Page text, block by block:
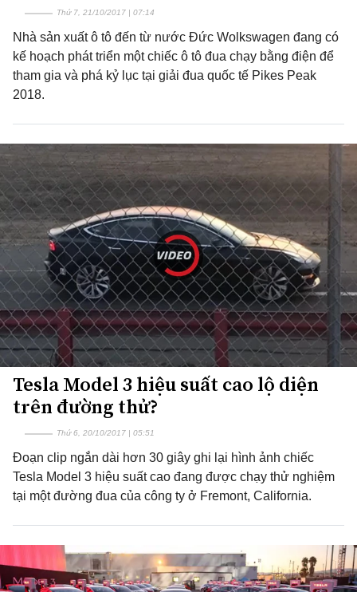
Thứ 7, 21/10/2017 | 07:14
Nhà sản xuất ô tô đến từ nước Đức Wolkswagen đang có
kế hoạch phát triển một chiếc ô tô đua chạy bằng điện để
tham gia và phá kỷ lục tại giải đua quốc tế Pikes Peak
2018.
Tesla Model 3 hiệu suất cao lộ diện
trên đường thử?
Thứ 6, 20/10/2017 | 05:51
Đoạn clip ngắn dài hơn 30 giây ghi lại hình ảnh chiếc
Tesla Model 3 hiệu suất cao đang được chạy thử nghiệm
tại một đường đua của công ty ở Fremont, California.